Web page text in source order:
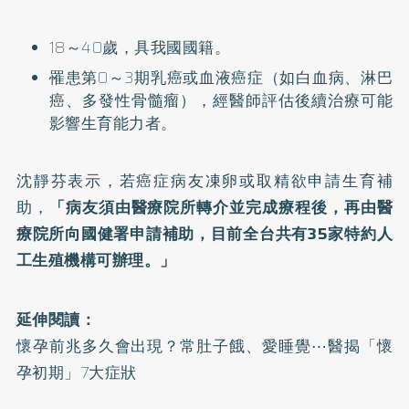
18～40歲，具我國國籍。
罹患第0～3期乳癌或血液癌症（如白血病、淋巴
癌、多發性骨髓瘤），經醫師評估後續治療可能
影響生育能力者。
沈靜芬表示，若癌症病友凍卵或取精欲申請生育補
助，
「病友須由醫療院所轉介並完成療程後，再由醫
療院所向國健署申請補助，目前全台共有35家特約人
工生殖機構可辦理。」
延伸閱讀：
懷孕前兆多久會出現？常肚子餓、愛睡覺⋯醫揭「懷
孕初期」7大症狀